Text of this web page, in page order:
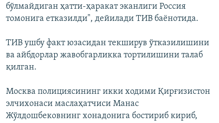
бўлмайдиган ҳатти-ҳаракат эканлиги Россия
томонига етказилди", дейилади ТИВ баёнотида.
ТИВ ушбу факт юзасидан текширув ўтказилишини
ва айбдорлар жавобгарликка тортилишини талаб
қилган.
Москва полициясининг икки ходими Қирғизистон
элчихонаси маслаҳатчиси Манас
Жўлдошбековнинг хонадонига бостириб кириб,